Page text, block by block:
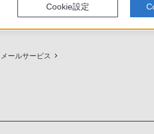
ソニーショップ（ソニーストア取次店）のご案内
メールサービス
Cookie設定